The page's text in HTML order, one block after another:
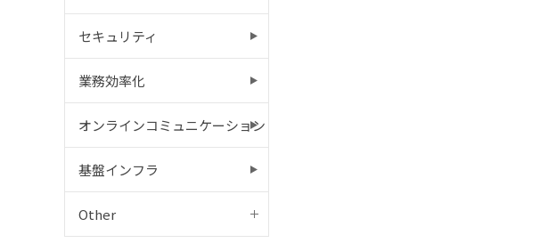
セキュリティ
業務効率化
オンラインコミュニケーション
基盤インフラ
Other